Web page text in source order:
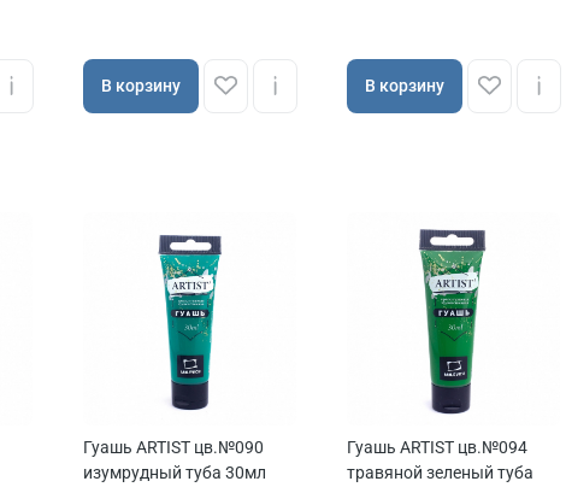
В корзину В корзину
Гуашь ARTIST цв.№090
изумрудный туба 30мл
Гуашь ARTIST цв.№094
травяной зеленый туба